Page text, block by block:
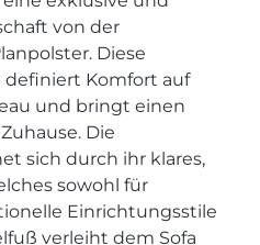
für dein Zuhause
zwar nicht neu erfunden.
von der
Diese
Komfort auf
und bringt einen
Die
sich durch ihr klares,
sowohl für
Einrichtungsstile
verleiht dem Sofa